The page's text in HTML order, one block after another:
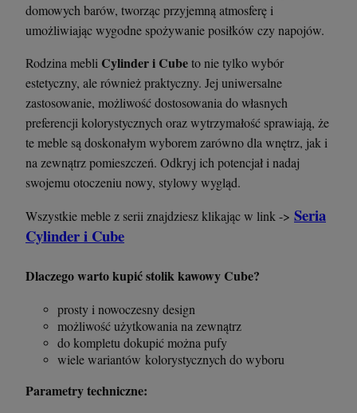
domowych barów, tworząc przyjemną atmosferę i
umożliwiając wygodne spożywanie posiłków czy napojów.
Rodzina mebli Cylinder i Cubeto nie tylko wybór
estetyczny, ale również praktyczny. Jej uniwersalne
zastosowanie, możliwość dostosowania do własnych
preferencji kolorystycznych oraz wytrzymałość sprawiają, że
te meble są doskonałym wyborem zarówno dla wnętrz, jak i
na zewnątrz pomieszczeń. Odkryj ich potencjał i nadaj
swojemu otoczeniu nowy, stylowy wygląd.
Wszystkie meble z serii znajdziesz klikając w link -> Seria
Cylinder i Cube
Dlaczego warto kupić stolik kawowy Cube?
prosty i nowoczesny design
możliwość użytkowania na zewnątrz
do kompletu dokupić można pufy
wiele wariantów kolorystycznych do wyboru
Parametry techniczne: